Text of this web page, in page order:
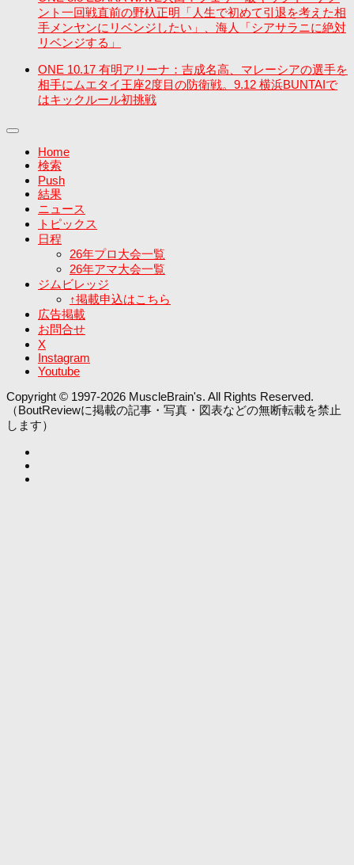
ント一回戦直前の野杁正明「人生で初めて引退を考えた相
手メンヤンにリベンジしたい」、海人「シアサラニに絶対
リベンジする」
ONE 10.17 有明アリーナ：吉成名高、マレーシアの選手を
相手にムエタイ王座2度目の防衛戦。9.12 横浜BUNTAIで
はキックルール初挑戦
Home
検索
Push
結果
ニュース
トピックス
日程
26年プロ大会一覧
26年アマ大会一覧
ジムビレッジ
↑掲載申込はこちら
広告掲載
お問合せ
X
Instagram
Youtube
Copyright © 1997-2026 MuscleBrain's. All Rights Reserved.
（BoutReviewに掲載の記事・写真・図表などの無断転載を禁止
します）